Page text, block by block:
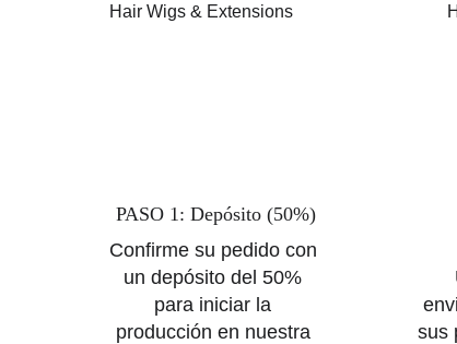
PASO 1: Depósito (50%)
Confirme su pedido con
un depósito del 50%
para iniciar la
producción en nuestra
sus